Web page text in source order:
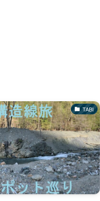
TABI